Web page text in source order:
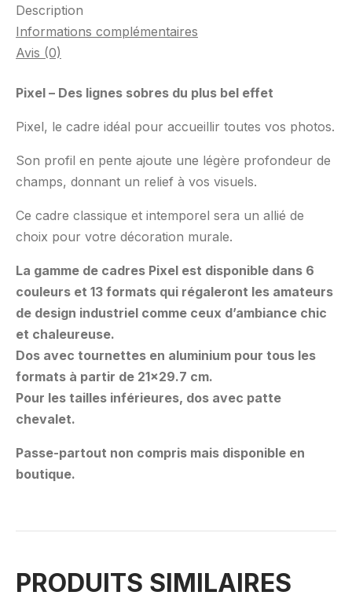
Description
Informations complémentaires
Avis (0)
Pixel – Des lignes sobres du plus bel effet
Pixel, le cadre idéal pour accueillir toutes vos photos.
Son profil en pente ajoute une légère profondeur de
champs, donnant un relief à vos visuels.
Ce cadre classique et intemporel sera un allié de
choix pour votre décoration murale.
La gamme de cadres Pixel est disponible dans 6
couleurs et 13 formats qui régaleront les amateurs
de design industriel comme ceux d’ambiance chic
et chaleureuse.
Dos avec tournettes en aluminium pour tous les
formats à partir de 21×29.7 cm.
Pour les tailles inférieures, dos avec patte
chevalet.
Passe-partout non compris mais disponible en
boutique.
PRODUITS SIMILAIRES